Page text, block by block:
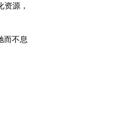
源，
而不息